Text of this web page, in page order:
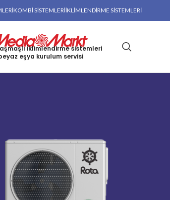
KOMBI SISTEMLERIİKLIMLENDIRME SISTEMLERI
İklimlendirme sistemleri
eşya kurulum servisi